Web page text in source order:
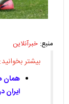
منبع: خبرآنلاین
بیشتر بخوانید:
همان
ایران